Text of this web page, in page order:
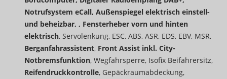
Notrufsystem eCall, Außenspiegel elektrisch einstell-
und beheizbar, , Fensterheber vorn und hinten
elektrisch, Servolenkung, ESC, ABS, ASR, EDS, EBV, MSR,
Berganfahrassistent, Front Assist inkl. City-
Notbremsfunktion, Wegfahrsperre, Isofix Beifahrersitz,
Reifendruckkontrolle, Gepäckraumabdeckung,